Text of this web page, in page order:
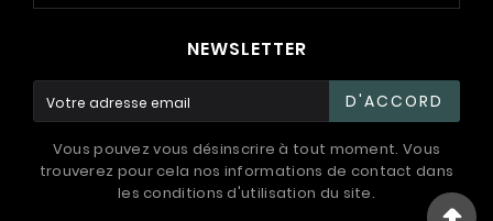
NEWSLETTER
D'ACCORD
Vous pouvez vous désinscrire à tout moment. Vous
trouverez pour cela nos informations de contact dans
les conditions d'utilisation du site.